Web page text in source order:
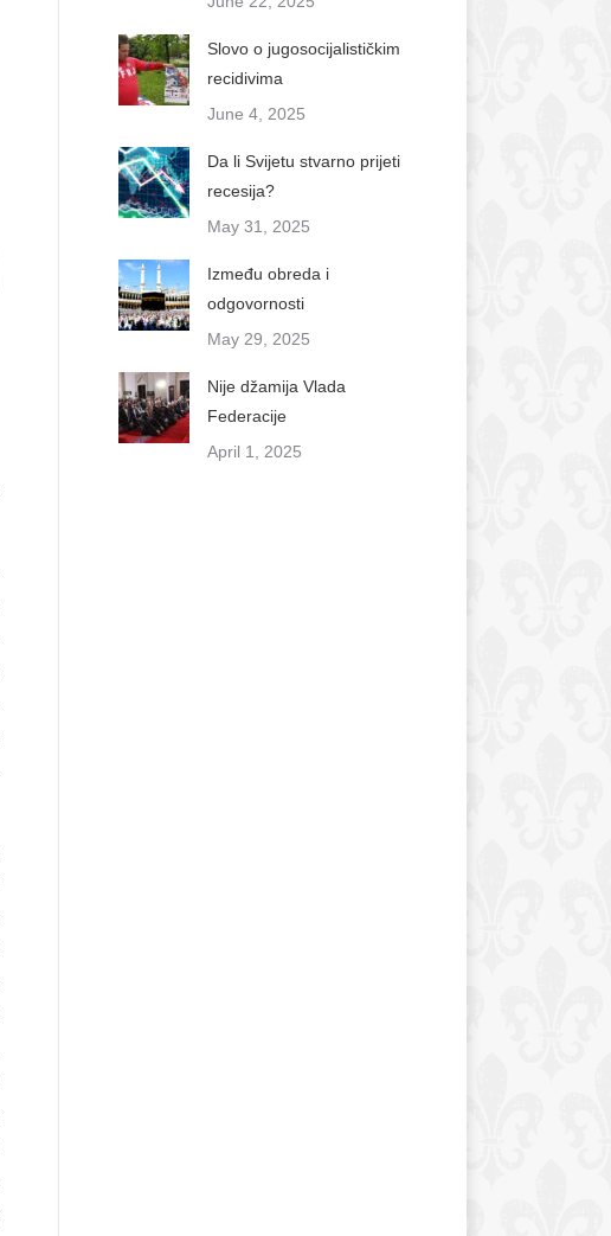
Slovo o jugosocijalističkim
recidivima
June 4, 2025
Da li Svijetu stvarno prijeti
recesija?
May 31, 2025
Između obreda i
odgovornosti
May 29, 2025
Nije džamija Vlada
Federacije
April 1, 2025